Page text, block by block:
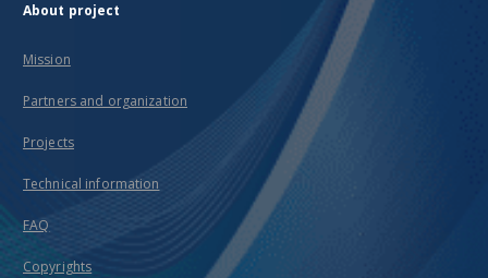
About project
Mission
Partners and organization
Projects
Technical information
FAQ
Copyrights